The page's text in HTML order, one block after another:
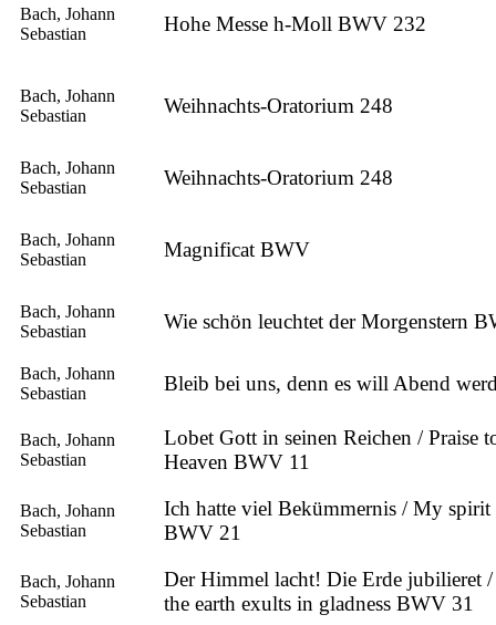
Bach, Johann
Sebastian
Hohe Messe h-Moll BWV 232
Bach, Johann
Sebastian
Weihnachts-Oratorium 248
Bach, Johann
Sebastian
Weihnachts-Oratorium 248
Bach, Johann
Sebastian
Magnificat BWV
Bach, Johann
Sebastian
Wie schön leuchtet der Morgenstern
Bach, Johann
Sebastian
Bleib bei uns, denn es will Abend
Bach, Johann
Sebastian
Lobet Gott in seinen Reichen / Praise
Heaven BWV 11
Bach, Johann
Sebastian
Ich hatte viel Bekümmernis / My spirit
BWV 21
Bach, Johann
Sebastian
Der Himmel lacht! Die Erde jubilieret
the earth exults in gladness BWV 31